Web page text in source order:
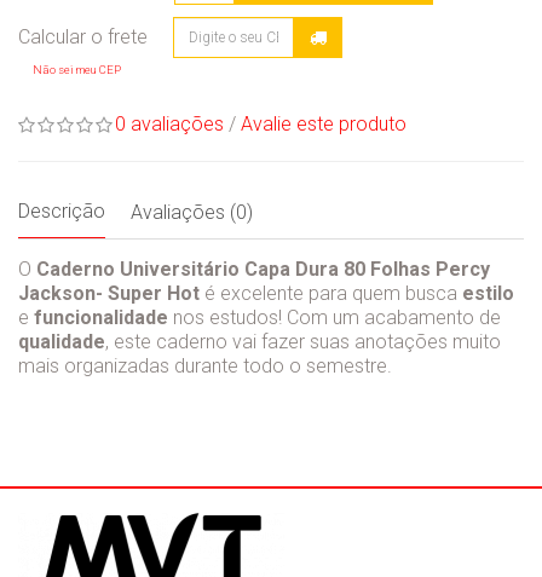
Não sei meu CEP
0 avaliações / Avalie este produto
Descrição Avaliações (0)
O Caderno Universitário Capa Dura 80 Folhas Percy
Jackson- Super Hot é excelente para quem busca estilo
e funcionalidade nos estudos! Com um acabamento de
qualidade, este caderno vai fazer suas anotações muito
mais organizadas durante todo o semestre.